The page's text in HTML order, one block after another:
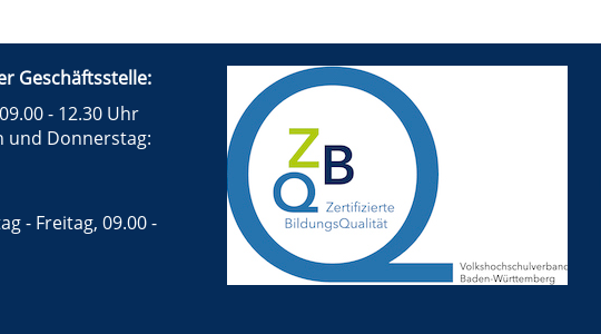
Geschäftsstelle:
- 12.30 Uhr
und Donnerstag:
- Freitag, 09.00 -